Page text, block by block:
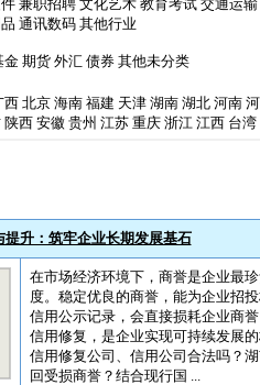
兼职招聘 文化艺术 教育考试 交通运输
通讯数码 其他行业
金 期货 外汇 债券 其他未分类
西 北京 海南 福建 天津 湖南 湖北 河南
陕西 安徽 贵州 江苏 重庆 浙江 江西 台湾
提升：筑牢企业长期发展基石
在市场经济环境下，商誉是企业最
度。稳定优良的商誉，能为企业招
信用公示记录，会直接损耗企业商
信用修复，是企业实现可持续发展
信用修复公司、信用公司合法吗？
回受损商誉？结合现行国 ...